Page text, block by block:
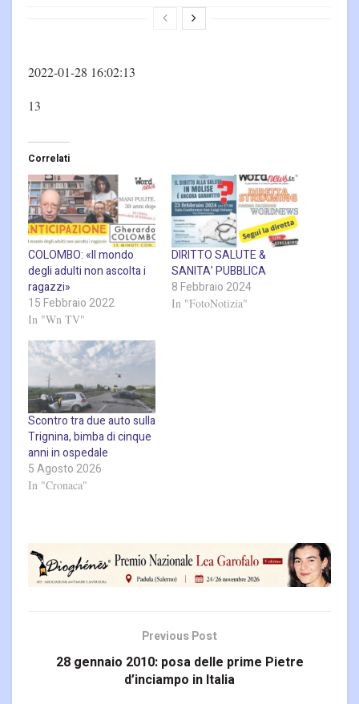
2022-01-28 16:02:13
13
Correlati
COLOMBO: «Il mondo
degli adulti non ascolta i
ragazzi»
15 Febbraio 2022
In "Wn TV"
DIRITTO SALUTE &
SANITA’ PUBBLICA
8 Febbraio 2024
In "FotoNotizia"
Scontro tra due auto sulla
Trignina, bimba di cinque
anni in ospedale
5 Agosto 2026
In "Cronaca"
Previous Post
28 gennaio 2010: posa delle prime Pietre
d’inciampo in Italia